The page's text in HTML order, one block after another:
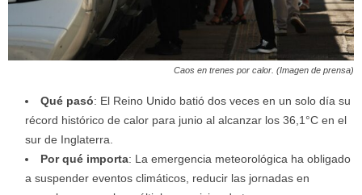
Caos en trenes por calor. (Imagen de prensa)
Qué pasó: El Reino Unido batió dos veces en un solo día su
récord histórico de calor para junio al alcanzar los 36,1°C en el
sur de Inglaterra.
Por qué importa: La emergencia meteorológica ha obligado
a suspender eventos climáticos, reducir las jornadas en